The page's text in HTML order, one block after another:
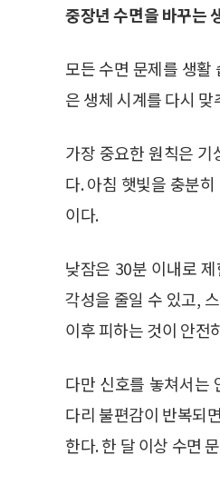
중장년 수면을 바꾸는
모든 수면 문제를 생활
은 생체 시계를 다시 맞
가장 중요한 원칙은
다. 아침 햇빛을 충분
이다.
낮잠은 30분 이내로
각성을 줄일 수 있고,
이후 피하는 것이 안전
다만 신호를 놓쳐서는
다리 불편감이 반복되
한다. 한 달 이상 수면